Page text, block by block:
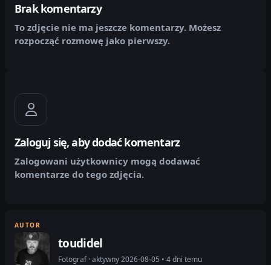
Brak komentarzy
To zdjęcie nie ma jeszcze komentarzy. Możesz
rozpocząć rozmowę jako pierwszy.
Zaloguj się, aby dodać komentarz
Zalogowani użytkownicy mogą dodawać
komentarze do tego zdjęcia.
AUTOR
toudidel
Fotograf · aktywny 2026-08-05 • 4 dni temu